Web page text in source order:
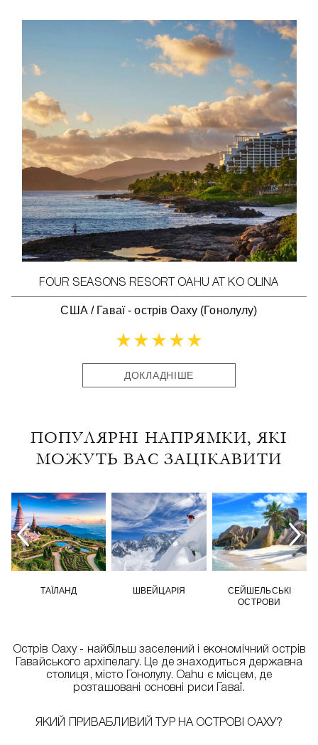
FOUR SEASONS RESORT OAHU AT KO OLINA
США/ Гаваї - острів Оаху (Гонолулу)
ДОКЛАДНІШЕ
ПОПУЛЯРНІ НАПРЯМКИ, ЯКІ
МОЖУТЬ ВАС ЗАЦІКАВИТИ
ТАЇЛАНД ШВЕЙЦАРІЯ
СЕЙШЕЛЬСЬКІ
ОСТРОВИ
Острів Оаху - найбільш заселений і економічний острів
Гавайського архіпелагу. Це де знаходиться державна
столиця, місто Гонолулу. Oahu є місцем, де
розташовані основні риси Гаваї.
ЯКИЙ ПРИВАБЛИВИЙ ТУР НА ОСТРОВІ ОАХУ?